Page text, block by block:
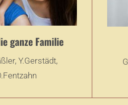
ganze Familie
Y.Gerstädt,